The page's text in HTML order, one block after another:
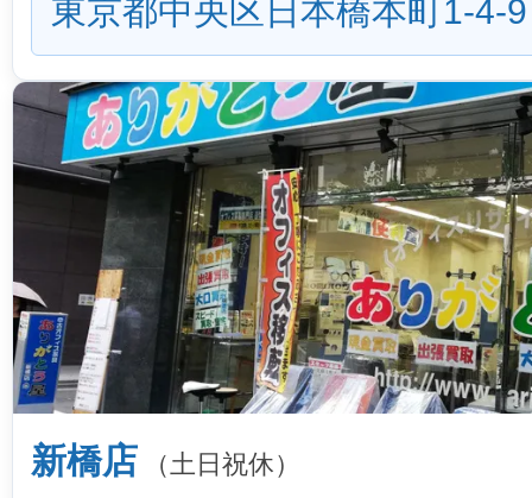
東京都中央区日本橋本町1-4-9
新橋店 （土日祝休）